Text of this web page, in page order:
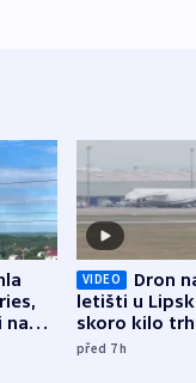
na
VIDEO
Dron
letišti u
skoro kilo
indicie
před 7h